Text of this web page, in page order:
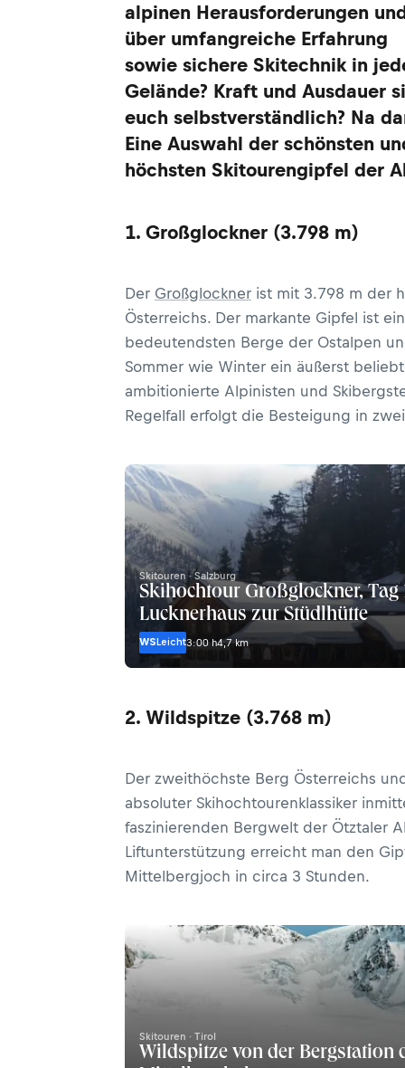
alpinen Herausforderungen
über umfangreiche Erfahrung
sowie sichere Skitechnik in
Gelände? Kraft und Ausdauer
euch selbstverständlich? Na
Eine Auswahl der schönsten
höchsten Skitourengipfel der
1. Großglockner (3.798 m)
Der Großglockner ist mit 3.798 m der
Österreichs. Der markante Gipfel ist
bedeutendsten Berge der Ostalpen
Sommer wie Winter ein äußerst
ambitionierte Alpinisten und
Regelfall erfolgt die Besteigung in
Skitouren · Salzburg
Skihochtour Großglockner, Tag
Lucknerhaus zur Stüdlhütte
WSLeicht3:00 h4,7 km
2. Wildspitze (3.768 m)
Der zweithöchste Berg Österreichs
absoluter Skihochtourenklassiker
faszinierenden Bergwelt der Ötztaler
Liftunterstützung erreicht man den
Mittelbergjoch in circa 3 Stunden.
Skitouren · Tirol
Wildspitze von der Bergstation